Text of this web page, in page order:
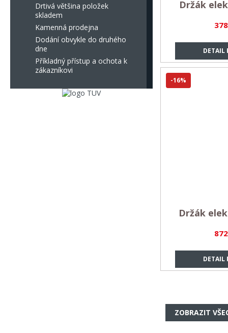
Drtivá většina položek
skladem
Kamenná prodejna
Dodání obvykle do druhého
dne
Příkladný přístup a ochota k
zákazníkovi
DETAIL
Držák
DETAIL
Držák
-16%
ZOBRAZIT